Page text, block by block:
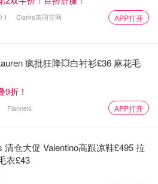
1 Clarks英国官网 APP打开
疯批狂降💥白衬衫£36 麻花毛
9折！
Flannels APP打开
清仓大促 Valentino高跟凉鞋£495 拉
衣£43